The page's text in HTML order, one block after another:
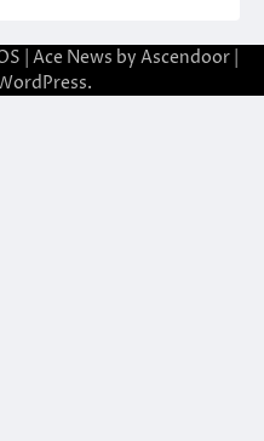
| Ace News by Ascendoor|
.